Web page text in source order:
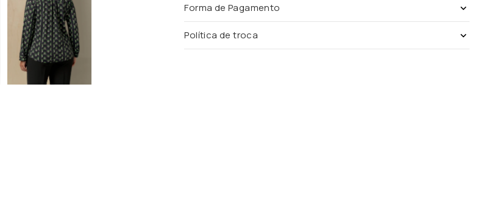
Forma de Pagamento
Política de troca